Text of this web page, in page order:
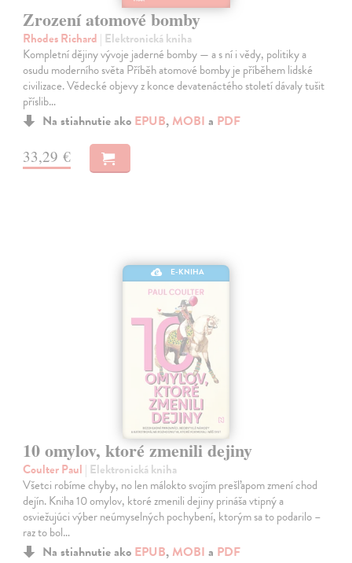
Zrození atomové bomby
Rhodes Richard | Elektronická kniha
Kompletní dějiny vývoje jaderné bomby — a s ní i vědy, politiky a
osudu moderního světa Příběh atomové bomby je příběhem lidské
civilizace. Vědecké objevy z konce devatenáctého století dávaly tušit
příslib…
Na stiahnutie ako EPUB, MOBI a PDF
33,29 €
E-KNIHA
10 omylov, ktoré zmenili dejiny
Coulter Paul | Elektronická kniha
Všetci robíme chyby, no len málokto svojím prešľapom zmení chod
dejín. Kniha 10 omylov, ktoré zmenili dejiny prináša vtipný a
osviežujúci výber neúmyselných pochybení, ktorým sa to podarilo –
raz to bol…
Na stiahnutie ako EPUB, MOBI a PDF